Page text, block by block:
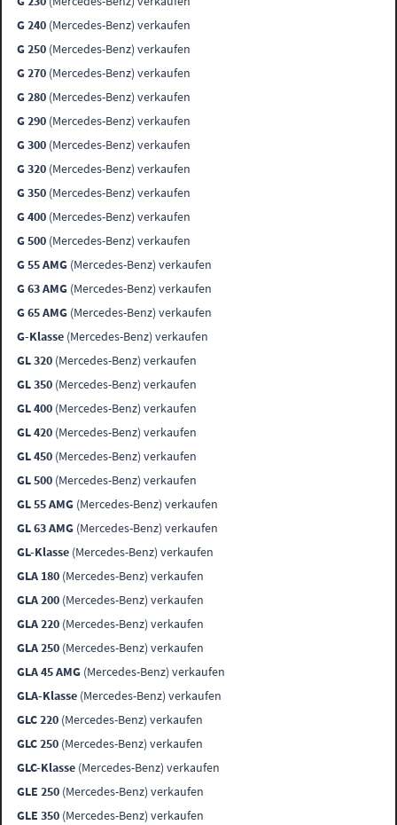
G 240 (Mercedes-Benz) verkaufen
G 250 (Mercedes-Benz) verkaufen
G 270 (Mercedes-Benz) verkaufen
G 280 (Mercedes-Benz) verkaufen
G 290 (Mercedes-Benz) verkaufen
G 300 (Mercedes-Benz) verkaufen
G 320 (Mercedes-Benz) verkaufen
G 350 (Mercedes-Benz) verkaufen
G 400 (Mercedes-Benz) verkaufen
G 500 (Mercedes-Benz) verkaufen
G 55 AMG (Mercedes-Benz) verkaufen
G 63 AMG (Mercedes-Benz) verkaufen
G 65 AMG (Mercedes-Benz) verkaufen
G-Klasse (Mercedes-Benz) verkaufen
GL 320 (Mercedes-Benz) verkaufen
GL 350 (Mercedes-Benz) verkaufen
GL 400 (Mercedes-Benz) verkaufen
GL 420 (Mercedes-Benz) verkaufen
GL 450 (Mercedes-Benz) verkaufen
GL 500 (Mercedes-Benz) verkaufen
GL 55 AMG (Mercedes-Benz) verkaufen
GL 63 AMG (Mercedes-Benz) verkaufen
GL-Klasse (Mercedes-Benz) verkaufen
GLA 180 (Mercedes-Benz) verkaufen
GLA 200 (Mercedes-Benz) verkaufen
GLA 220 (Mercedes-Benz) verkaufen
GLA 250 (Mercedes-Benz) verkaufen
GLA 45 AMG (Mercedes-Benz) verkaufen
GLA-Klasse (Mercedes-Benz) verkaufen
GLC 220 (Mercedes-Benz) verkaufen
GLC 250 (Mercedes-Benz) verkaufen
GLC-Klasse (Mercedes-Benz) verkaufen
GLE 250 (Mercedes-Benz) verkaufen
GLE 350 (Mercedes-Benz) verkaufen